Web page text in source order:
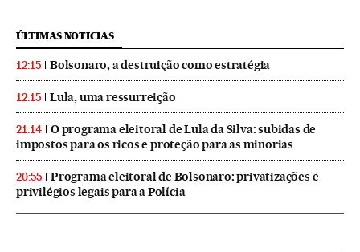
ÚLTIMAS NOTICIAS
12:15 Bolsonaro, a destruição como estratégia
12:15 Lula, uma ressurreição
21:14
O programa eleitoral de Lula da Silva: subidas de
impostos para os ricos e proteção para as minorias
20:55
Programa eleitoral de Bolsonaro: privatizações e
privilégios legais para a Polícia